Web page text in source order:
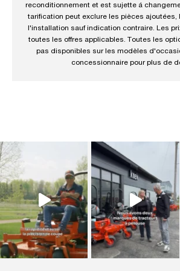
reconditionnement et est sujette á
tarification peut exclure les pièces ajoutées,
l'installation sauf indication contraire. Les
toutes les offres applicables. Toutes les
pas disponibles sur les modèles
concessionnaire pour plus de